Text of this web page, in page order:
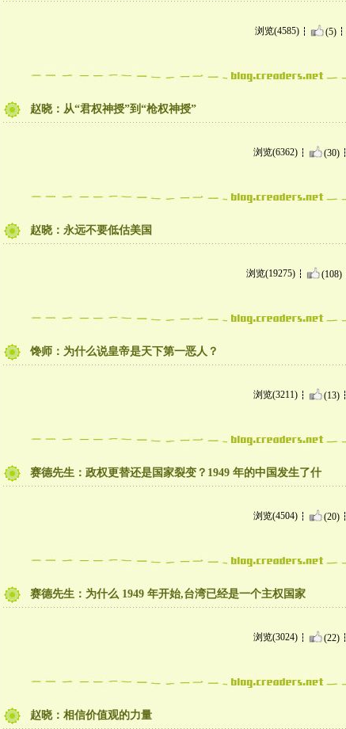
浏览(4585) (5)
赵晓：从“君权神授”到“枪权神授”
浏览(6362) (30)
赵晓：永远不要低估美国
浏览(19275) (108)
馋师：为什么说皇帝是天下第一恶人？
浏览(3211) (13)
赛德先生：政权更替还是国家裂变？1949 年的中国发生了什
浏览(4504) (20)
赛德先生：为什么 1949 年开始,台湾已经是一个主权国家
浏览(3024) (22)
赵晓：相信价值观的力量